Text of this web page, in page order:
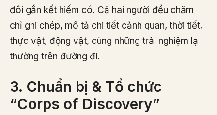
đôi gắn kết hiếm có. Cả hai người đều chăm
chỉ ghi chép, mô tả chi tiết cảnh quan, thời tiết,
thực vật, động vật, cùng những trải nghiệm lạ
thường trên đường đi.
3. Chuẩn bị & Tổ chức
“Corps of Discovery”